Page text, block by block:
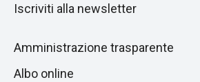
Iscriviti alla newsletter
Amministrazione trasparente
Albo online